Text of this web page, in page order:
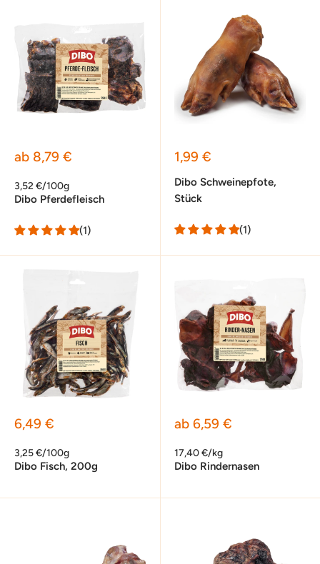
Sonderpreis
ab 8,79 €
3,52 €/100g
Dibo Pferdefleisch
(1)
Sonderpreis
1,99 €
Dibo Schweinepfote,
Stück
(1)
Sonderpreis
6,49 €
3,25 €/100g
Dibo Fisch, 200g
Sonderpreis
ab 6,59 €
17,40 €/kg
Dibo Rindernasen